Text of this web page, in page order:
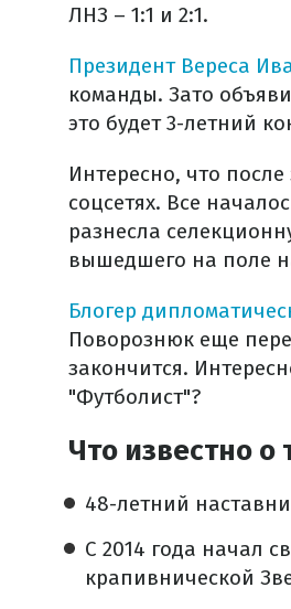
ЛНЗ – 1:1 и 2:1.
Президент Вереса
команды. Зато
это будет 3-летний
Интересно, что
соцсетях. Все
разнесла
вышедшего на поле
Блогер
Поворознюк еще
закончится.
"Футболист"?
Что известно
48-летний
С 2014 года начал
крапивнической